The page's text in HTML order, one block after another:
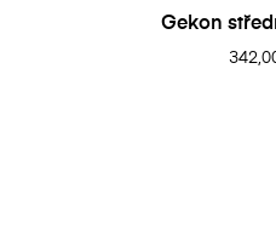
Gekon